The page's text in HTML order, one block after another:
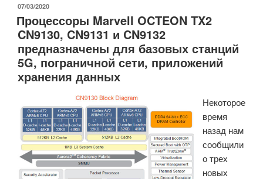
ThunderX3
с
96
ядрами
384
потоками
Armv8.3
предназначен
для
облачных
и
ОПУБЛИКОВАНО
07/03/2020
Процессоры Marvell OCTEON TX2
CN9130, CN9131 и CN9132
предназначены для базовых станций
5G, пограничной сети, приложений
хранения данных
Некоторое
время
назад нам
сообщили
о трех
новых